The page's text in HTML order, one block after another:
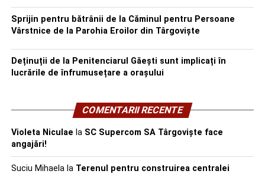
Sprijin pentru bătrânii de la Căminul pentru Persoane
Vârstnice de la Parohia Eroilor din Târgoviște
Deținuții de la Penitenciarul Găești sunt implicați în
lucrările de înfrumusețare a orașului
COMENTARII RECENTE
Violeta Niculae la SC Supercom SA Târgoviște face
angajări!
Suciu Mihaelala Terenul pentru construirea centralei